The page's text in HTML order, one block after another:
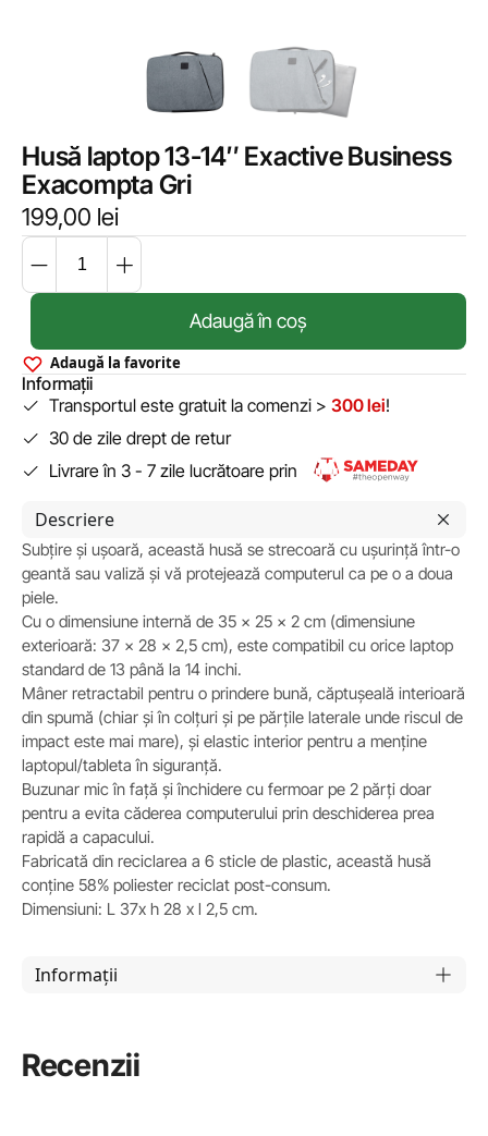
Husă laptop 13-14″ Exactive Business
Exacompta Gri
199,00 lei
Adaugă în coș
Adaugă la favorite
Informații
Transportul este gratuit la comenzi > 300 lei!
30 de zile drept de retur
Livrare în 3 - 7 zile lucrătoare prin
Descriere
Subțire și ușoară, această husă se strecoară cu ușurință într-o
geantă sau valiză și vă protejează computerul ca pe o a doua
piele.
Cu o dimensiune internă de 35 x 25 x 2 cm (dimensiune
exterioară: 37 x 28 x 2,5 cm), este compatibil cu orice laptop
standard de 13 până la 14 inchi.
Mâner retractabil pentru o prindere bună, căptușeală interioară
din spumă (chiar și în colțuri și pe părțile laterale unde riscul de
impact este mai mare), și elastic interior pentru a menține
laptopul/tableta în siguranță.
Buzunar mic în față și închidere cu fermoar pe 2 părți doar
pentru a evita căderea computerului prin deschiderea prea
rapidă a capacului.
Fabricată din reciclarea a 6 sticle de plastic, această husă
conține 58% poliester reciclat post-consum.
Dimensiuni: L 37x h 28 x l 2,5 cm.
Informații
Recenzii